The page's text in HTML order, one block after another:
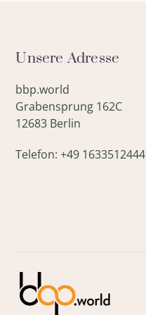
Unsere Adresse
bbp.world
Grabensprung 162C
12683 Berlin
Telefon: +49 1633512444